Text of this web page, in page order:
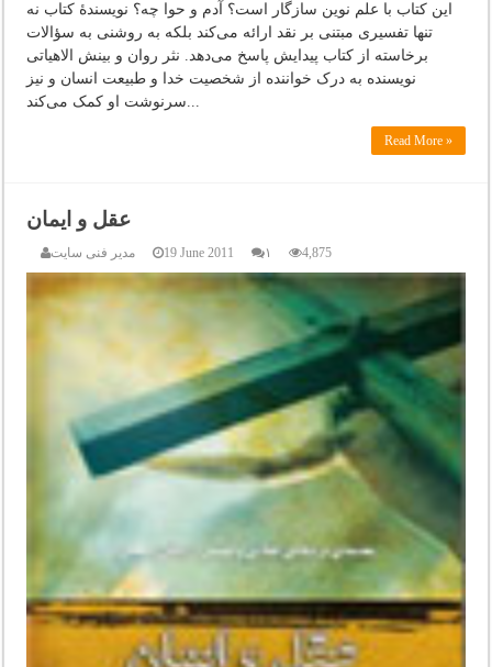
این کتاب با علم نوین سازگار است؟ آدم و حوا چه؟ نویسندۀ کتاب نه
تنها تفسیری مبتنی بر نقد ارائه می‌کند بلکه به روشنی به سؤالات
برخاسته از کتاب پیدایش پاسخ می‌دهد. نثر روان و بینش الاهیاتی
نویسنده به درک خواننده از شخصیت خدا و طبیعت انسان و نیز
سرنوشت او کمک می‌کند...
Read More »
عقل و ایمان
مدیر فنی سایت 19 June 2011 ۱ 4,875